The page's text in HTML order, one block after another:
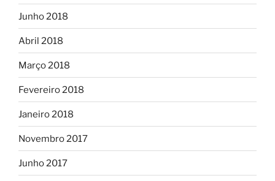
Junho 2018
Abril 2018
Março 2018
Fevereiro 2018
Janeiro 2018
Novembro 2017
Junho 2017